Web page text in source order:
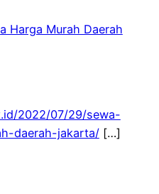
Harga Murah Daerah
2022/07/29/sewa-
daerah-jakarta/[…]